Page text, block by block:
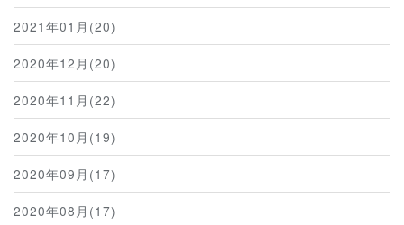
2021年01月(20)
2020年12月(20)
2020年11月(22)
2020年10月(19)
2020年09月(17)
2020年08月(17)